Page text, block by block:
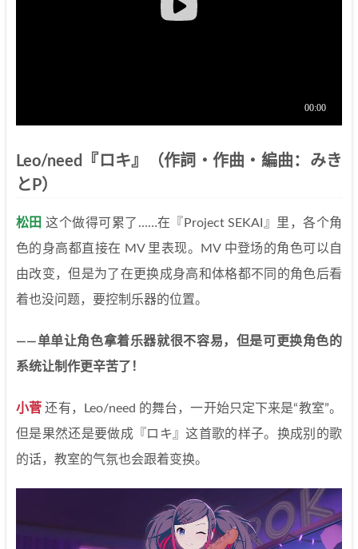
Leo/need『ロキ』（作詞・作曲・編曲：みき
とP）
松田 这个做得可累了……在『Project SEKAI』里，各个角
色的身高都直接在 MV 里表现。MV 中登场的角色可以自
由改变，但是为了在更换成身高和体格都不同的角色后看
着也没问题，要控制乐器的位置。
——单单让角色拿着乐器就很不容易，但是可更换角色的
系统让制作更辛苦了！
小菅 还有，Leo/need 的舞台，一开始只定下来是“教室”。
但是果然还是要做成『ロキ』这首歌的样子。换成别的歌
的话，教室的气氛也会跟着变换。